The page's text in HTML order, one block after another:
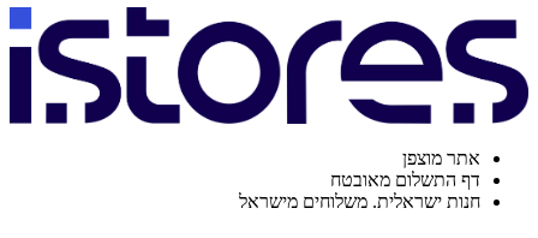
אתר מוצפן
דף התשלום מאובטח
חנות ישראלית. משלוחים מישראל